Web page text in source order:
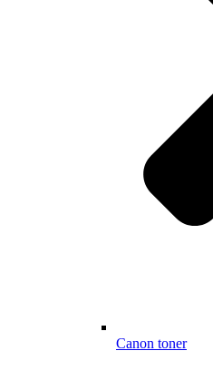
Canon toner